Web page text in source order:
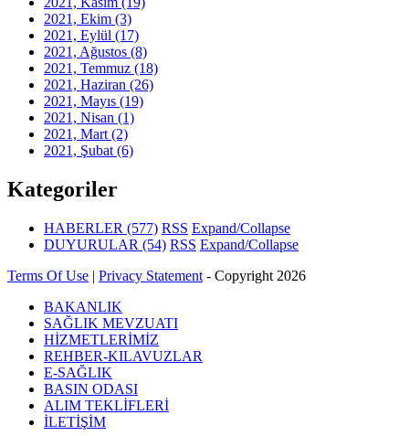
2021, Ekim (3)
2021, Eylül (17)
2021, Ağustos (8)
2021, Temmuz (18)
2021, Haziran (26)
2021, Mayıs (19)
2021, Nisan (1)
2021, Mart (2)
2021, Şubat (6)
Kategoriler
HABERLER (577) RSS Expand/Collapse
DUYURULAR (54) RSS Expand/Collapse
Terms Of Use | Privacy Statement - Copyright 2026
BAKANLIK
SAĞLIK MEVZUATI
HİZMETLERİMİZ
REHBER-KILAVUZLAR
E-SAĞLIK
BASIN ODASI
ALIM TEKLİFLERİ
İLETİŞİM